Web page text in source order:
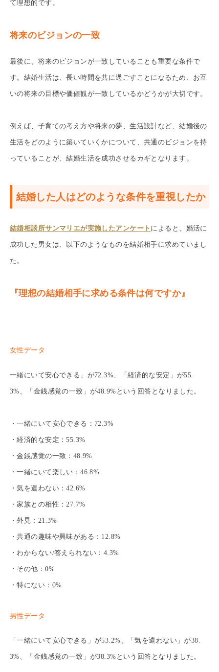
て理想的です。
将来のビジョンの一致
最後に、将来のビジョンが一致していることも重要な条件で
す。結婚生活は、長い時間を共に過ごすことになるため、お互
いの将来の目標や価値観が一致しているかどうかが大切です。
例えば、子育ての考え方や将来の夢、生活設計など、結婚後の
生活をどのように築いていくかについて、共通のビジョンを持
っていることが、結婚生活を成功させるカギとなります。
結婚した人はどのような条件を重視したか
結婚相談所サンマリエが実施したアンケート によると、婚活に
成功した男女は、以下のようなものを結婚相手に求めていまし
た。
『理想の結婚相手に求める条件は何ですか』
女性データ
一緒にいて安心できる」が72.3%、「経済的な安定」が55.
3%、「金銭感覚の一致」が48.9%という回答となりました。
・一緒にいて安心できる：72.3%
・経済的な安定：55.3%
・金銭感覚の一致：48.9%
・一緒にいて楽しい：46.8%
・気を遣わない：42.6%
・家族との相性：27.7%
・外見：21.3%
・共通の趣味や興味がある：12.8%
・わからない/答えられない：4.3%
・その他：0%
・特にない：0%
男性データ
「一緒にいて安心できる」が53.2%、「気を遣わない」が38.
3%、「金銭感覚の一致」が38.3%という回答となりました。